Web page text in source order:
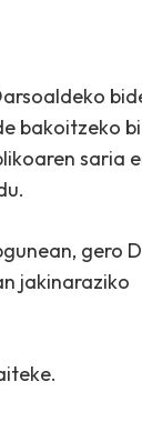
bakoitzeko
saria
gero
jakinaraziko